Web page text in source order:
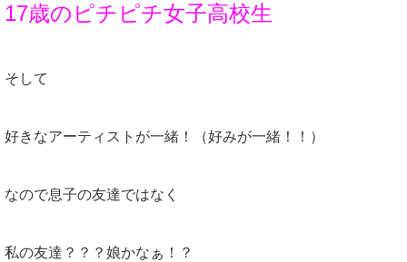
17歳のピチピチ女子高校生
そして
好きなアーティストが一緒！（好みが一緒！！）
なので息子の友達ではなく
私の友達？？？娘かなぁ！？